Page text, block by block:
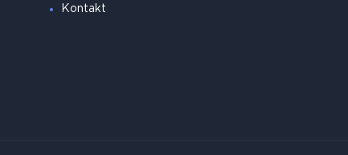
Kontakt